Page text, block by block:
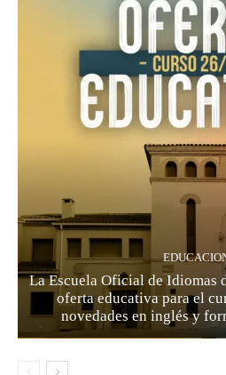
La Escuela Oficial de Idiomas
oferta educativa para el
novedades en inglés y